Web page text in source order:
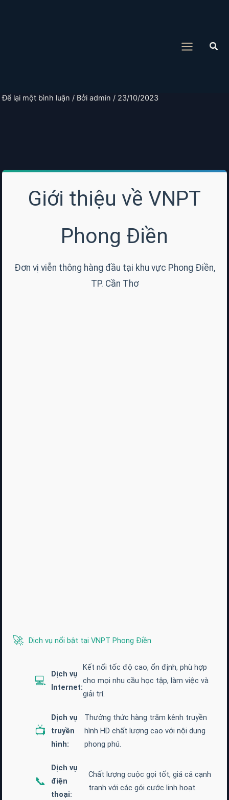
Tìm
Để lại một bình luận / Bởi admin / 23/10/2023
Giới thiệu về VNPT
Phong Điền
Đơn vị viễn thông hàng đầu tại khu vực Phong Điền,
TP. Cần Thơ
🚀 Dịch vụ nổi bật tại VNPT Phong Điền
💻
Dịch vụ
Internet:
Kết nối tốc độ cao, ổn định, phù hợp
cho mọi nhu cầu học tập, làm việc và
giải trí.
📺
Dịch vụ
truyền
hình:
Thưởng thức hàng trăm kênh truyền
hình HD chất lượng cao với nội dung
phong phú.
📞
Dịch vụ
điện
thoại:
Chất lượng cuộc gọi tốt, giá cả cạnh
tranh với các gói cước linh hoạt.